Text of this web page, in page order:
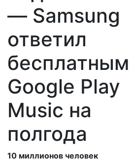
— Samsung
ответил
бесплатным
Google Play
Music на
полгода
10 миллионов человек